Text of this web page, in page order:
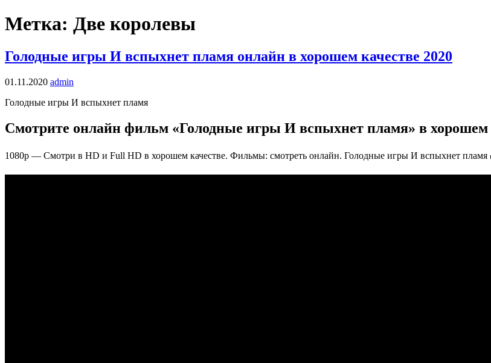
Метка: Две королевы
Голодные игры И вспыхнет пламя онлайн в хорошем качестве 2020
01.11.2020 admin
Голодные игры И вспыхнет пламя
Смотрите онлайн фильм «Голодные игры И вспыхнет пламя» в хорошем
1080p — Смотри в HD и Full HD в хорошем качестве. Фильмы: смотреть онлайн. Голодные игры И вспыхнет